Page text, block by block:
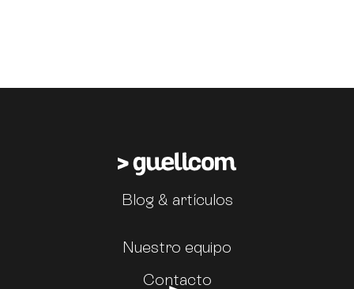
Blog & artículos
Nuestro equipo
Contacto